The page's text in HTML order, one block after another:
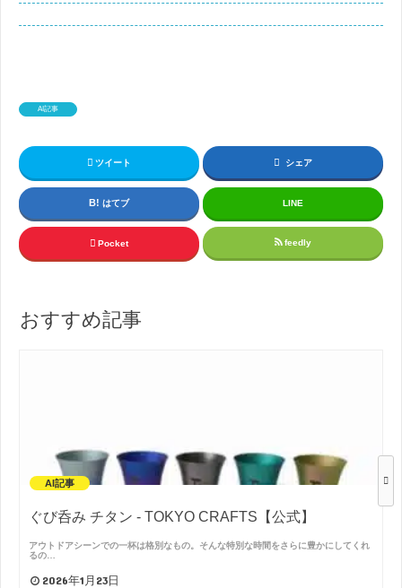
AI記事
ツイート シェア
はてブ LINE
Pocket feedly
おすすめ記事
AI記事
ぐび呑み チタン - TOKYO CRAFTS【公式】
アウトドアシーンでの一杯は格別なもの。そんな特別な時間をさらに豊かにしてくれ
るの…
2026年1月23日